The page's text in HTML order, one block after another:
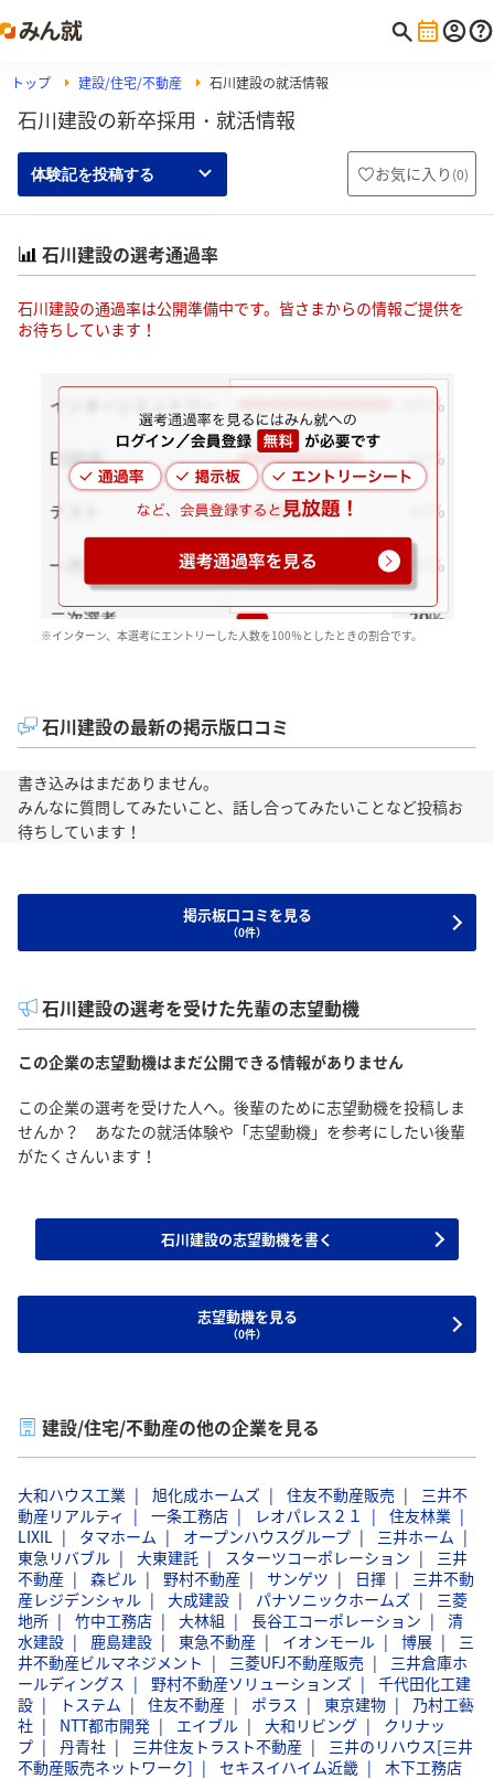
トップ 建設/住宅/不動産 石川建設の就活情報
石川建設の新卒採用・就活情報
体験記を投稿する お気に入り (0)
石川建設の選考通過率
石川建設の通過率は公開準備中です。皆さまからの情報ご提供を
お待ちしています！
※インターン、本選考にエントリーした人数を100％としたときの割合です。
石川建設の最新の掲示版口コミ
書き込みはまだありません。
みんなに質問してみたいこと、話し合ってみたいことなど投稿お
待ちしています！
掲示板口コミを見る
（0件）
石川建設の選考を受けた先輩の志望動機
この企業の志望動機はまだ公開できる情報がありません
この企業の選考を受けた人へ。後輩のために志望動機を投稿しま
せんか？ あなたの就活体験や「志望動機」を参考にしたい後輩
がたくさんいます！
石川建設の志望動機を書く
志望動機を見る
（0件）
建設/住宅/不動産の他の企業を見る
大和ハウス工業 旭化成ホームズ 住友不動産販売
三井不
動産リアルティ
一条工務店 レオパレス２１
住友林業
LIXIL
タマホーム オープンハウスグループ
三井ホーム
東急リバブル
大東建託 スターツコーポレーション
三井
不動産
森ビル 野村不動産 サンゲツ 日揮
三井不動
産レジデンシャル
大成建設 パナソニックホームズ
三菱
地所
竹中工務店 大林組 長谷工コーポレーション
清
水建設
鹿島建設 東急不動産 イオンモール 博展
三
井不動産ビルマネジメント
三菱UFJ不動産販売
三井倉庫ホ
ールディングス
野村不動産ソリューションズ
千代田化工建
設
トステム 住友不動産 ポラス 東京建物
乃村工藝
社
NTT都市開発 エイブル 大和リビング
クリナッ
プ
丹青社 三井住友トラスト不動産
三井のリハウス[三井
不動産販売ネットワーク]
セキスイハイム近畿 木下工務店